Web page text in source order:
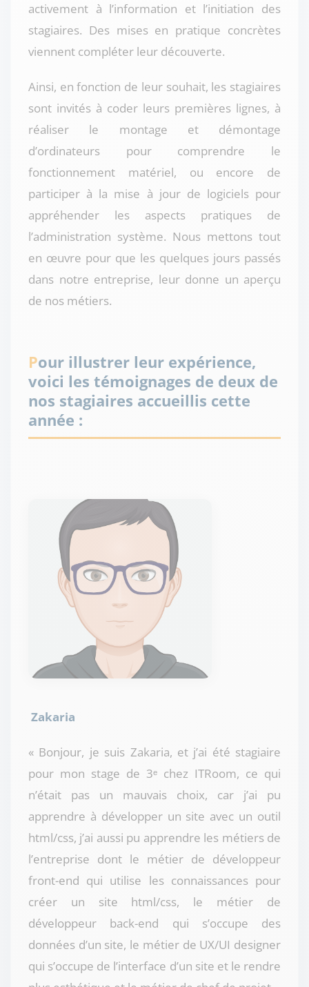
activement à l’information et l’initiation des
stagiaires. Des mises en pratique concrètes
viennent compléter leur découverte.
Ainsi, en fonction de leur souhait, les stagiaires
sont invités à coder leurs premières lignes, à
réaliser le montage et démontage
d’ordinateurs pour comprendre le
fonctionnement matériel, ou encore de
participer à la mise à jour de logiciels pour
appréhender les aspects pratiques de
l’administration système. Nous mettons tout
en œuvre pour que les quelques jours passés
dans notre entreprise, leur donne un aperçu
de nos métiers.
Pour illustrer leur expérience,
voici les témoignages de deux de
nos stagiaires accueillis cette
année :
Zakaria
« Bonjour, je suis Zakaria, et j’ai été stagiaire
pour mon stage de 3ᵉ chez ITRoom, ce qui
n’était pas un mauvais choix, car j’ai pu
apprendre à développer un site avec un outil
html/css, j’ai aussi pu apprendre les métiers de
l’entreprise dont le métier de développeur
front-end qui utilise les connaissances pour
créer un site html/css, le métier de
développeur back-end qui s’occupe des
données d’un site, le métier de UX/UI designer
qui s’occupe de l’interface d’un site et le rendre